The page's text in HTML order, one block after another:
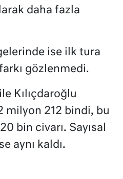
daha fazla
ise ilk tura
gözlenmedi.
Kılıçdaroğlu
milyon 212 bindi, bu
bin civarı. Sayısal
aynı kaldı.